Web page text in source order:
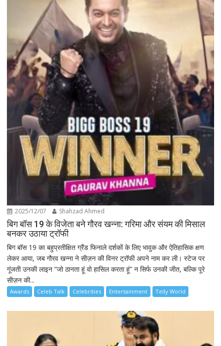
2025/12/07 Shahzad Ahmed
बिग बॉस 19 के विजेता बने गौरव खन्ना: गरिमा और संयम की मिसाल
बनकर उठाया ट्रॉफी
बिग बॉस 19 का बहुप्रतीक्षित ग्रैंड फिनाले दर्शकों के लिए भावुक और ऐतिहासिक क्षण
लेकर आया, जब गौरव खन्ना ने सीज़न की विनर ट्रॉफी अपने नाम कर ली। स्टेज पर
गूंजती उनकी लाइन “जो ठानता हूं वो हासिल करता हूं” न सिर्फ उनकी जीत, बल्कि पूरे
सीज़न की...
Awards Celeb Talk Celebrities Entertainment Telly World